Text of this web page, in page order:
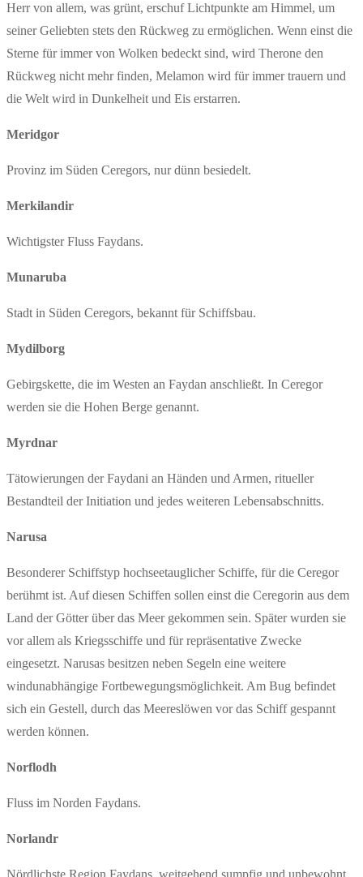
Herr von allem, was grünt, erschuf Lichtpunkte am Himmel, um
seiner Geliebten stets den Rückweg zu ermöglichen. Wenn einst die
Sterne für immer von Wolken bedeckt sind, wird Therone den
Rückweg nicht mehr finden, Melamon wird für immer trauern und
die Welt wird in Dunkelheit und Eis erstarren.
Meridgor
Provinz im Süden Ceregors, nur dünn besiedelt.
Merkilandir
Wichtigster Fluss Faydans.
Munaruba
Stadt in Süden Ceregors, bekannt für Schiffsbau.
Mydilborg
Gebirgskette, die im Westen an Faydan anschließt. In Ceregor
werden sie die Hohen Berge genannt.
Myrdnar
Tätowierungen der Faydani an Händen und Armen, ritueller
Bestandteil der Initiation und jedes weiteren Lebensabschnitts.
Narusa
Besonderer Schiffstyp hochseetauglicher Schiffe, für die Ceregor
berühmt ist. Auf diesen Schiffen sollen einst die Ceregorin aus dem
Land der Götter über das Meer gekommen sein. Später wurden sie
vor allem als Kriegsschiffe und für repräsentative Zwecke
eingesetzt. Narusas besitzen neben Segeln eine weitere
windunabhängige Fortbewegungsmöglichkeit. Am Bug befindet
sich ein Gestell, durch das Meereslöwen vor das Schiff gespannt
werden können.
Norflodh
Fluss im Norden Faydans.
Norlandr